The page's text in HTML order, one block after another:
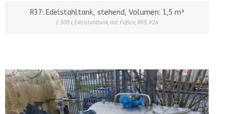
R37: Edelstahltank, stehend, Volumen: 1,5 m³
1.500 l,Edelstahltank,mit Füßen,RVS, V2A